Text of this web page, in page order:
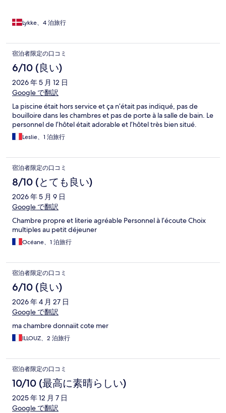
Lykke、4 泊旅行
宿泊者限定の口コミ
6/10 (良い)
2026 年 5 月 12 日
Google で翻訳
La piscine était hors service et ça n’était pas indiqué, pas de
bouilloire dans les chambres et pas de porte à la salle de bain. Le
personnel de l’hôtel était adorable et l’hôtel très bien situé.
Leslie、1 泊旅行
宿泊者限定の口コミ
8/10 (とても良い)
2026 年 5 月 9 日
Google で翻訳
Chambre propre et literie agréable Personnel à l’écoute Choix
multiples au petit déjeuner
Océane、1 泊旅行
宿泊者限定の口コミ
6/10 (良い)
2026 年 4 月 27 日
Google で翻訳
ma chambre donnaiit cote mer
ILLOUZ、2 泊旅行
宿泊者限定の口コミ
10/10 (最高に素晴らしい)
2025 年 12 月 7 日
Google で翻訳